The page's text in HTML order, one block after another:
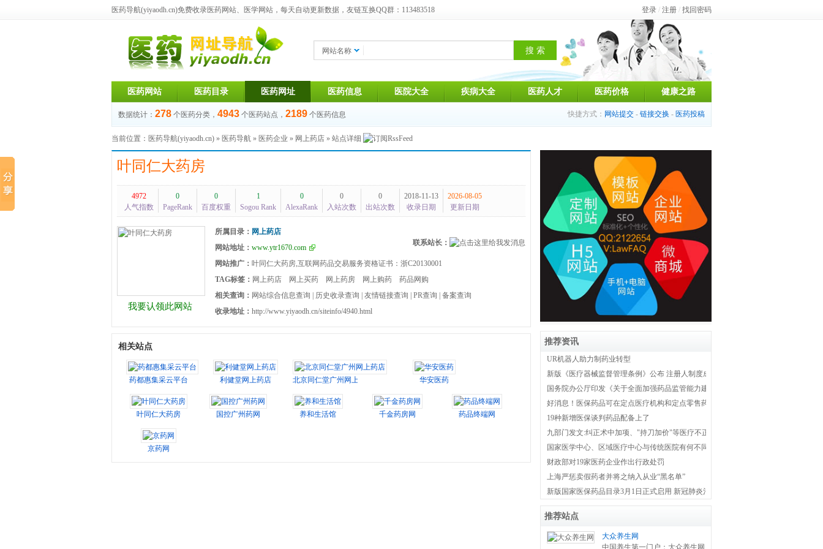
医药导航(yiyaodh.cn)免费收录医药网站、医学网站，每天自动更新数据，友链互换QQ群：113483518 登录 / 注册 / 找回密码
网站名称
医药网站 医药目录 医药网址 医药信息 医院大全 疾病大全 医药人才 医药价格 健康之路
数据统计： 278 个医药分类， 4943 个医药站点， 2189 个医药信息 快捷方式： 网站提交 - 链接交换 - 医药投稿
当前位置： 医药导航(yiyaodh.cn) » 医药导航 » 医药企业 » 网上药店 » 站点详细
叶同仁大药房
4972
人气指数
0
PageRank
0
百度权重
1
Sogou Rank
0
AlexaRank
0
入站次数
0
出站次数
2018-11-13
收录日期
2026-08-05
更新日期
我要认领此网站
所属目录： 网上药店
联系站长：
网站地址： www.ytr1670.com
网站推广： 叶同仁大药房,互联网药品交易服务资格证书：浙C20130001
TAG标签： 网上药店 网上买药 网上药房 网上购药
药品网购
相关查询： 网站综合信息查询 历史收录查询 友情链接查询 PR查询
备案查询
收录地址： http://www.yiyaodh.cn/siteinfo/4940.html
相关站点
药都惠集采云平台 利健堂网上药店 北京同仁堂广州网上药店 华安医药
叶同仁大药房 国控广州药网 养和生活馆 千金药房网 药品终端网
京药网
推荐资讯
UR机器人助力制药业转型
新版《医疗器械监督管理条例》公布 注册人制度成为新监管体系主线
国务院办公厅印发《关于全面加强药品监管能力建设的实施意见》
好消息！医保药品可在定点医疗机构和定点零售药店双通道购买
19种新增医保谈判药品配备上了
九部门发文:纠正术中加项、"持刀加价"等医疗不正之风
国家医学中心、区域医疗中心与传统医院有何不同？国家卫健委权威解答！
财政部对19家医药企业作出行政处罚
上海严惩卖假药者并将之纳入从业“黑名单”
新版国家医保药品目录3月1日正式启用 新冠肺炎治疗药品全部纳入医保
推荐站点
大众养生网
中国养生第一门户：大众养生网